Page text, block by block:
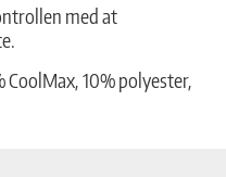
med at
10% polyester,